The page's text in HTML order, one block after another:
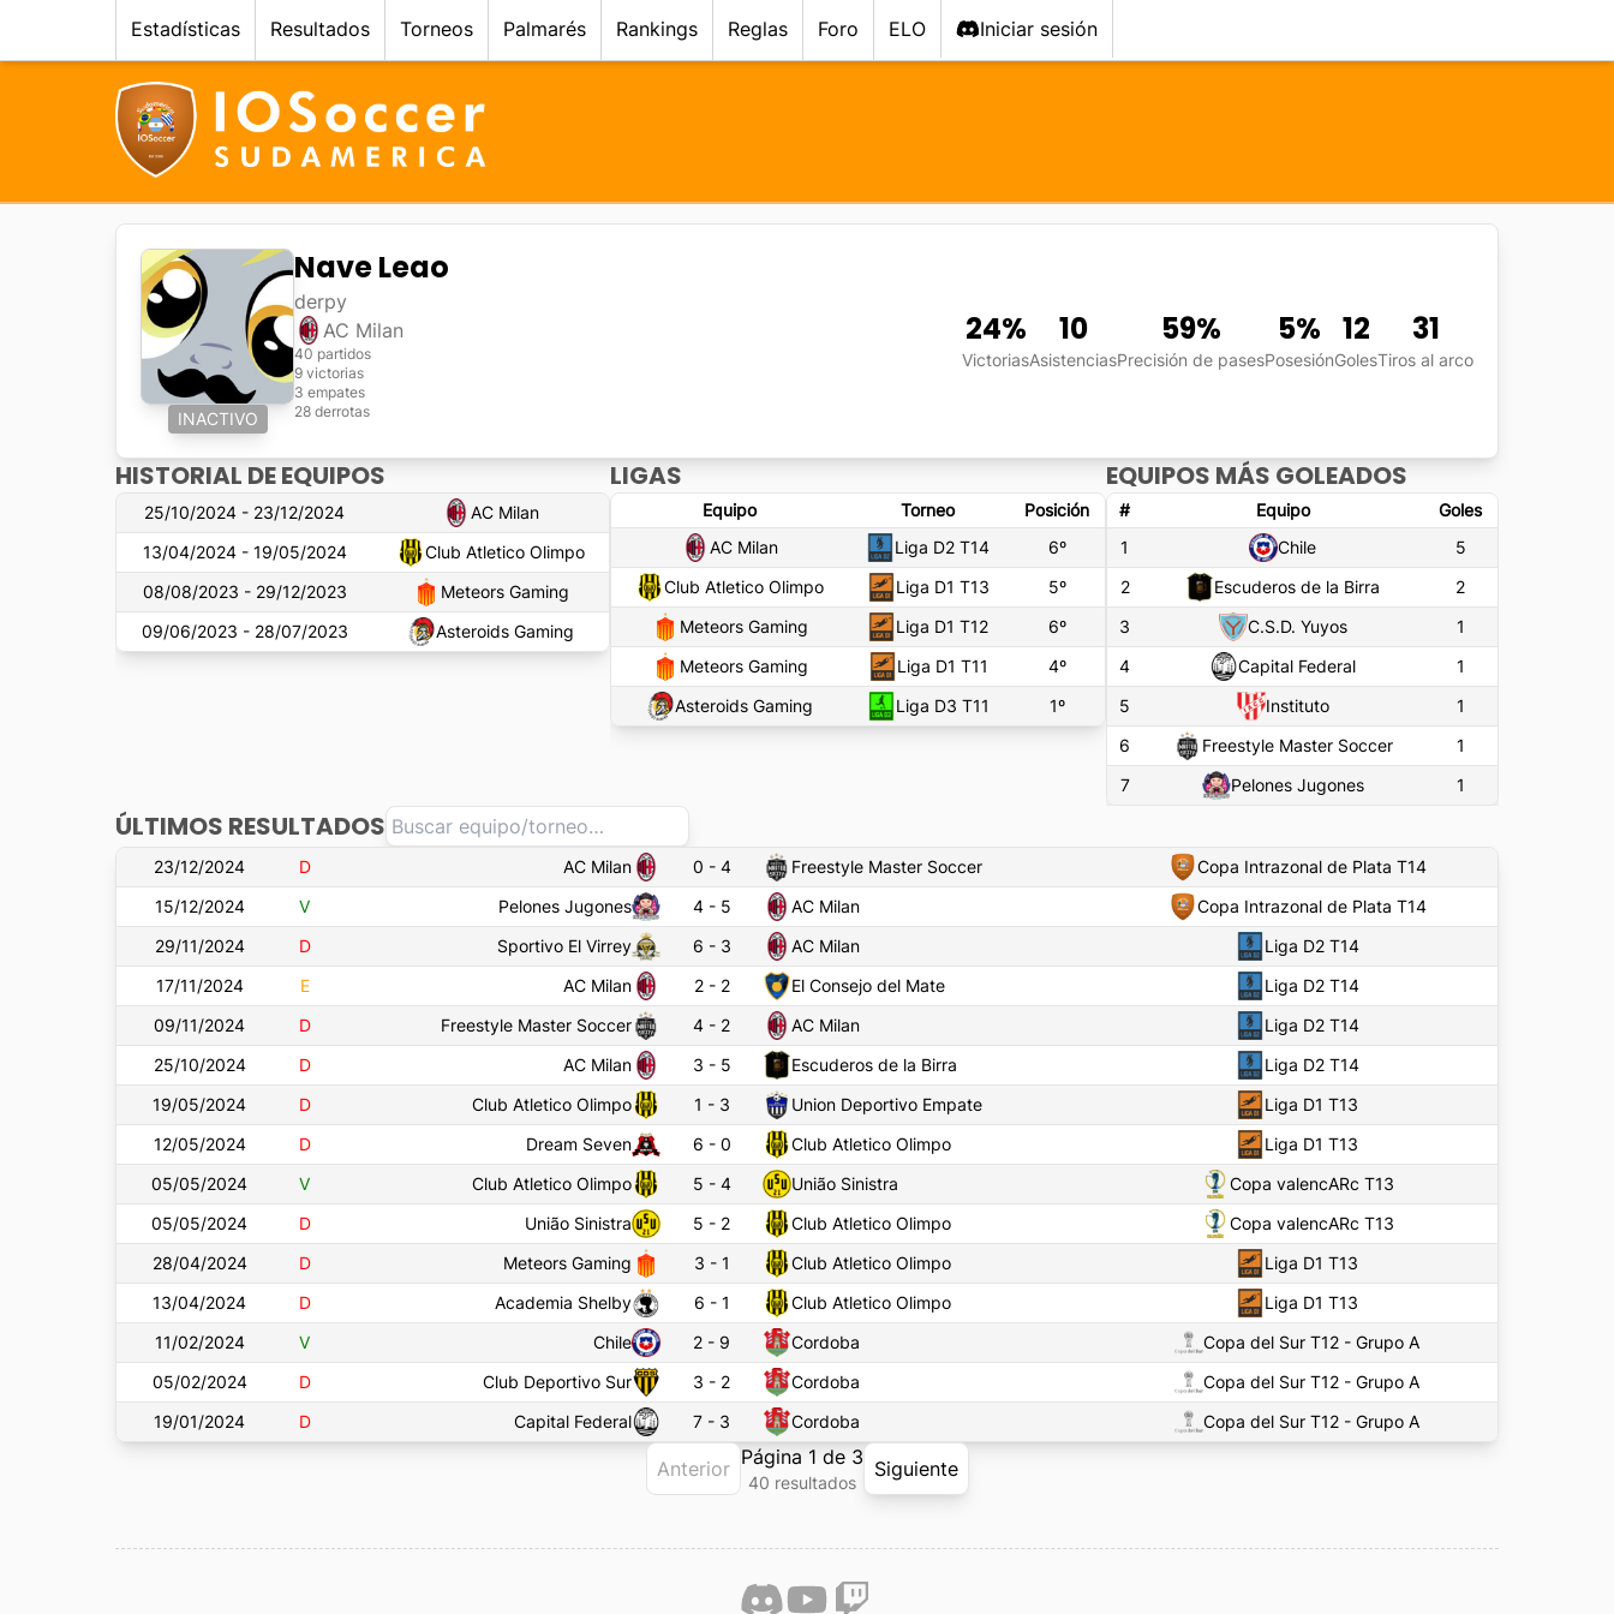
Estadísticas Resultados Torneos Palmarés Rankings Reglas Foro ELO Iniciar sesión
INACTIVO
Nave Leao
derpy
AC Milan
40 partidos
9 victorias
3 empates
28 derrotas
24%
Victorias
10
Asistencias
59%
Precisión de pases
5%
Posesión
12
Goles
31
Tiros al arco
HISTORIAL DE EQUIPOS
25/10/2024 - 23/12/2024
AC Milan
13/04/2024 - 19/05/2024
Club Atletico Olimpo
08/08/2023 - 29/12/2023
Meteors Gaming
09/06/2023 - 28/07/2023
Asteroids Gaming
LIGAS
Equipo Torneo
Posición
AC Milan
Liga D2 T14 6º
Club Atletico Olimpo
Liga D1 T13 5º
Meteors Gaming
Liga D1 T12 6º
Meteors Gaming
Liga D1 T11 4º
Asteroids Gaming
Liga D3 T11 1º
EQUIPOS MÁS GOLEADOS
# Equipo
Goles
1
Chile
5
2
Escuderos de la Birra
2
3
C.S.D. Yuyos
1
4
Capital Federal
1
5
Instituto
1
6
Freestyle Master Soccer
1
7
Pelones Jugones 1
ÚLTIMOS RESULTADOS
23/12/2024 D AC Milan 0 - 4 Freestyle Master Soccer
Copa Intrazonal de Plata T14
15/12/2024
V Pelones Jugones 4- 5 AC Milan
Copa Intrazonal de Plata T14
29/11/2024
D Sportivo El Virrey 6 - 3 AC Milan
Liga D2 T14
17/11/2024
E AC Milan 2- 2 El Consejo del Mate
Liga D2 T14
09/11/2024
D Freestyle Master Soccer 4 - 2 AC Milan
Liga D2 T14
25/10/2024
D AC Milan 3 - 5 Escuderos de la Birra
Liga D2 T14
19/05/2024
D Club Atletico Olimpo 1 - 3 Union Deportivo Empate
Liga D1 T13
12/05/2024
D Dream Seven 6 - 0 Club Atletico Olimpo
Liga D1 T13
05/05/2024
V Club Atletico Olimpo 5 - 4 União Sinistra
Copa valencARc T13
05/05/2024
D União Sinistra 5 - 2 Club Atletico Olimpo
Copa valencARc T13
28/04/2024
D Meteors Gaming 3 - 1 Club Atletico Olimpo
Liga D1 T13
13/04/2024
D Academia Shelby 6 - 1 Club Atletico Olimpo
Liga D1 T13
11/02/2024
V Chile 2 - 9 Cordoba
Copa del Sur T12 - Grupo A
05/02/2024
D Club Deportivo Sur 3 - 2 Cordoba
Copa del Sur T12 - Grupo A
19/01/2024
D Capital Federal 7 - 3 Cordoba Copa del Sur T12 - Grupo A
Anterior Página 1 de 3
40 resultados
Siguiente